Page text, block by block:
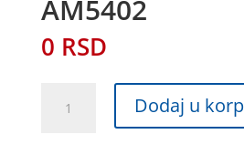
AM5402
0 RSD
Dodaj u